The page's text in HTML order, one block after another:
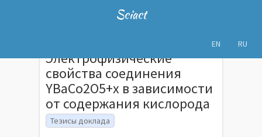
Sciact
EN RU
Электрофизические
свойства соединения
YBaCo2O5+x в зависимости
от содержания кислорода
Тезисы доклада